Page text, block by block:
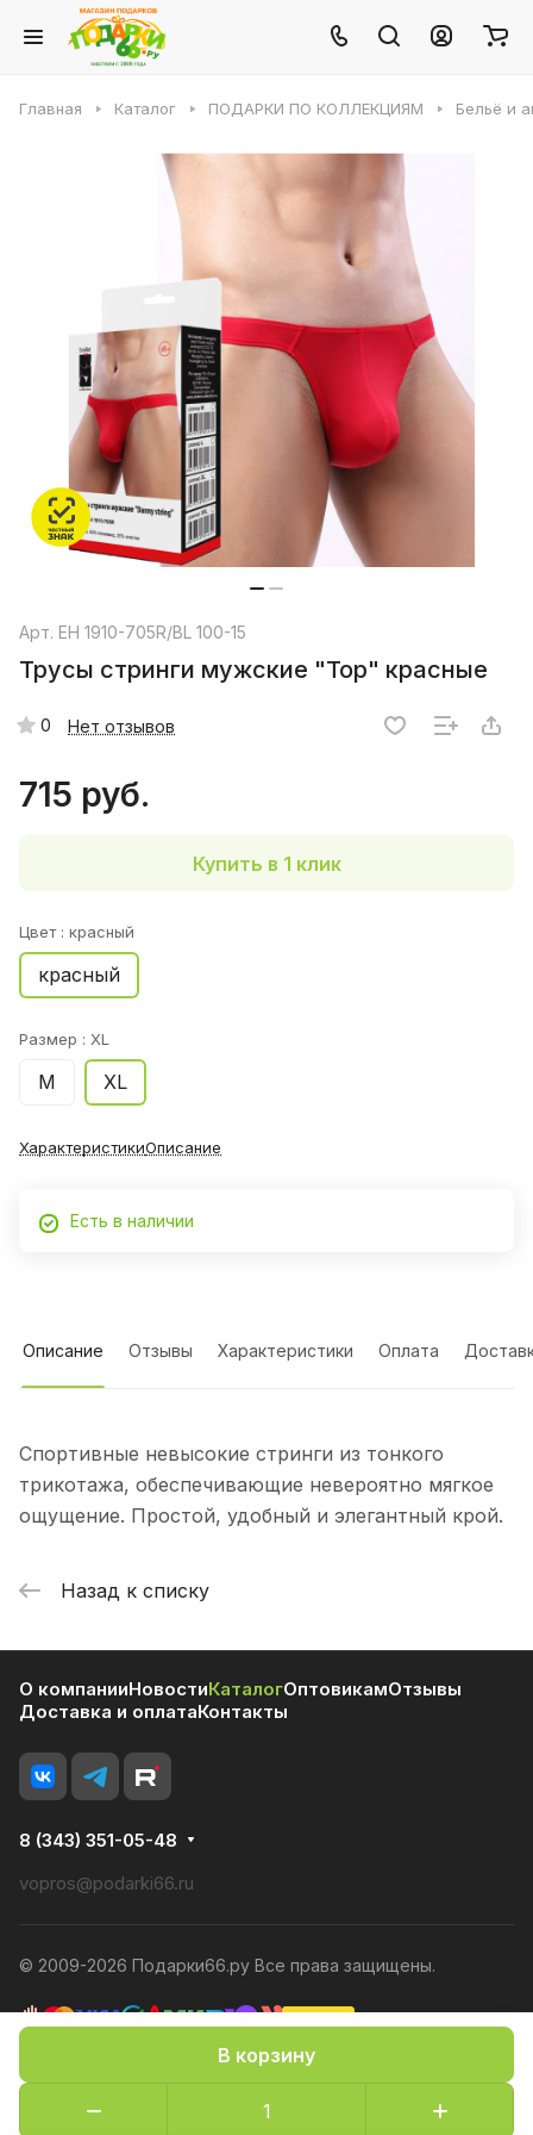
Главная Каталог ПОДАРКИ ПО КОЛЛЕКЦИЯМ Бельё и
Арт. EH 1910-705R/BL 100-15
Трусы стринги мужские "Тор" красные
0 Нет отзывов
715 руб.
В корзину
Купить в 1 клик
Цвет : красный
красный
Размер : XL
М XL
ХарактеристикиОписание
Есть в наличии
Описание Отзывы Характеристики Оплата
Спортивные невысокие стринги из тонкого
трикотажа, обеспечивающие невероятно мягкое
ощущение. Простой, удобный и элегантный крой.
Назад к списку
О компанииНовостиКаталогОптовикамОтзывы
Доставка и оплатаКонтакты
8 (343) 351-05-48
vopros@podarki66.ru
© 2009-2026 Подарки66.ру Все права защищены.
Политика конфиденциальности